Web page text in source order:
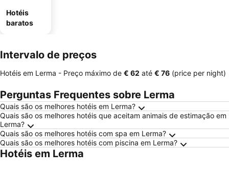
Hotéis
baratos
Intervalo de preços
Hotéis em Lerma - Preço máximo de ‎€ 62 até ‎€ 76 (price per night)
Perguntas Frequentes sobre Lerma
Quais são os melhores hotéis em Lerma?
Quais são os melhores hotéis que aceitam animais de estimação em
Lerma?
Quais são os melhores hotéis com spa em Lerma?
Quais são os melhores hotéis com piscina em Lerma?
Hotéis em Lerma